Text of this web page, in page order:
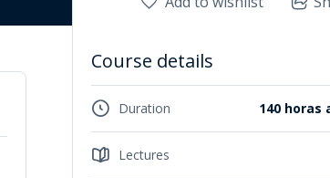
Course details
Duration 140 horas
Lectures